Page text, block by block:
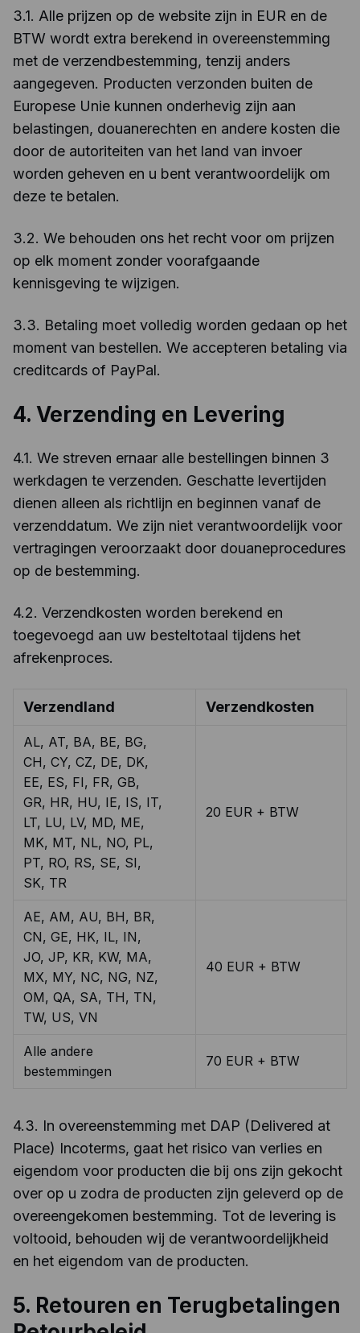
3.1. Alle prijzen op de website zijn in EUR en de
BTW wordt extra berekend in overeenstemming
met de verzendbestemming, tenzij anders
aangegeven. Producten verzonden buiten de
Europese Unie kunnen onderhevig zijn aan
belastingen, douanerechten en andere kosten die
door de autoriteiten van het land van invoer
worden geheven en u bent verantwoordelijk om
deze te betalen.
3.2. We behouden ons het recht voor om prijzen
op elk moment zonder voorafgaande
kennisgeving te wijzigen.
3.3. Betaling moet volledig worden gedaan op het
moment van bestellen. We accepteren betaling via
creditcards of PayPal.
4. Verzending en Levering
4.1. We streven ernaar alle bestellingen binnen 3
werkdagen te verzenden. Geschatte levertijden
dienen alleen als richtlijn en beginnen vanaf de
verzenddatum. We zijn niet verantwoordelijk voor
vertragingen veroorzaakt door douaneprocedures
op de bestemming.
4.2. Verzendkosten worden berekend en
toegevoegd aan uw besteltotaal tijdens het
afrekenproces.
Verzendland Verzendkosten
AL, AT, BA, BE, BG,
CH, CY, CZ, DE, DK,
EE, ES, FI, FR, GB,
GR, HR, HU, IE, IS, IT,
LT, LU, LV, MD, ME,
MK, MT, NL, NO, PL,
PT, RO, RS, SE, SI,
SK, TR
20 EUR + BTW
AE, AM, AU, BH, BR,
CN, GE, HK, IL, IN,
JO, JP, KR, KW, MA,
MX, MY, NC, NG, NZ,
OM, QA, SA, TH, TN,
TW, US, VN
40 EUR + BTW
Alle andere
bestemmingen
70 EUR + BTW
4.3. In overeenstemming met DAP (Delivered at
Place) Incoterms, gaat het risico van verlies en
eigendom voor producten die bij ons zijn gekocht
over op u zodra de producten zijn geleverd op de
overeengekomen bestemming. Tot de levering is
voltooid, behouden wij de verantwoordelijkheid
en het eigendom van de producten.
5. Retouren en Terugbetalingen